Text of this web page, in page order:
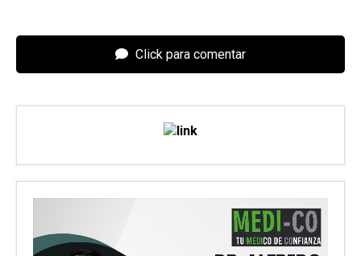
Click para comentar